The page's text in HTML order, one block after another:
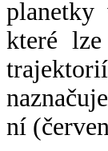
které
ní